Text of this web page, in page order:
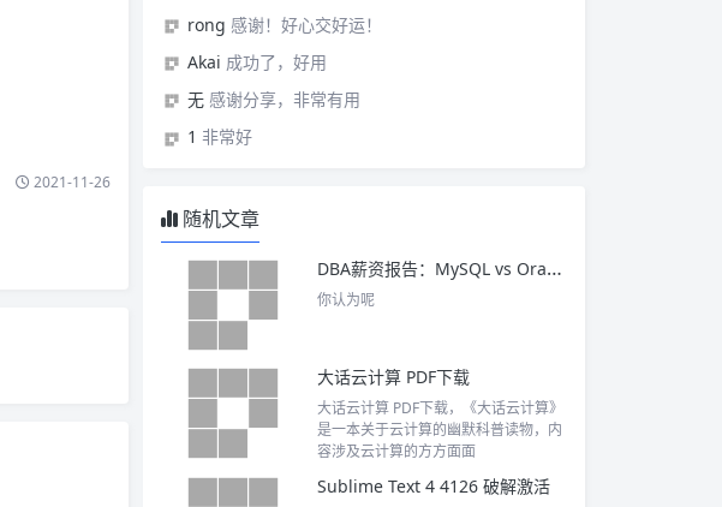
2021-11-26
rong 感谢！好心交好运！
Akai 成功了，好用
无 感谢分享，非常有用
1 非常好
随机文章
DBA薪资报告：MySQL vs Oracle DBA 谁的技术难度更高？谁的薪资更高？
你认为呢
大话云计算 PDF下载
大话云计算 PDF下载，《大话云计算》
是一本关于云计算的幽默科普读物，内
容涉及云计算的方方面面
Sublime Text 4 4126 破解激活